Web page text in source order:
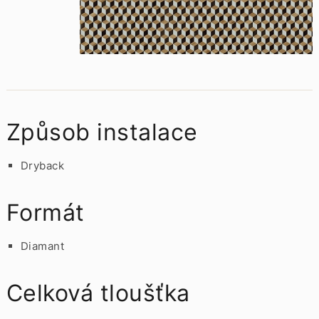
Způsob instalace
Dryback
Formát
Diamant
Celková tloušťka